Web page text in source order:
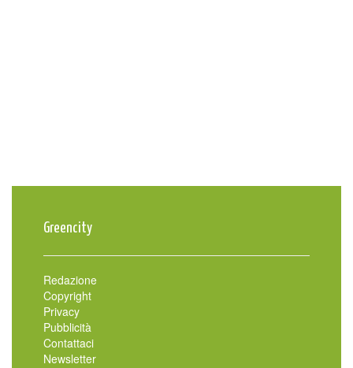
Greencity
Redazione
Copyright
Privacy
Pubblicità
Contattaci
Newsletter